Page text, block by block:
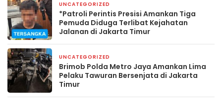
UNCATEGORIZED
*Patroli Perintis Presisi Amankan Tiga
Pemuda Diduga Terlibat Kejahatan
Jalanan di Jakarta Timur
UNCATEGORIZED
Brimob Polda Metro Jaya Amankan Lima
Pelaku Tawuran Bersenjata di Jakarta
Timur